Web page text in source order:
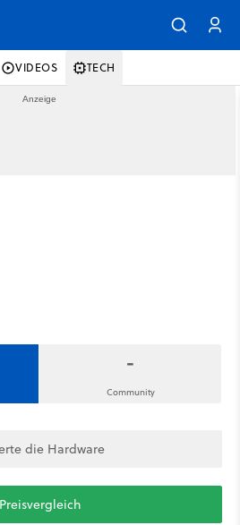
VIDEOS TECH
-
Community
die Hardware
Preisvergleich